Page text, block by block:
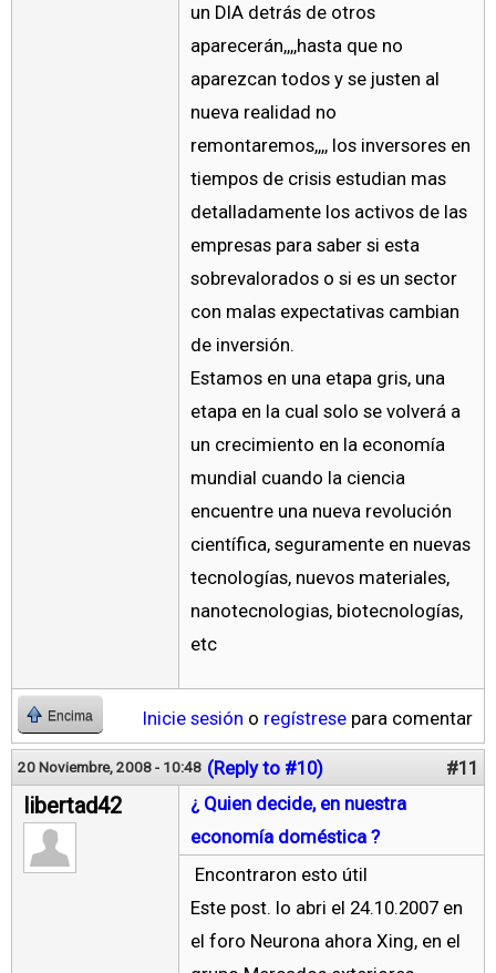
un DIA detrás de otros
aparecerán,,,,hasta que no
aparezcan todos y se justen al
nueva realidad no
remontaremos,,,, los inversores en
tiempos de crisis estudian mas
detalladamente los activos de las
empresas para saber si esta
sobrevalorados o si es un sector
con malas expectativas cambian
de inversión.
Estamos en una etapa gris, una
etapa en la cual solo se volverá a
un crecimiento en la economía
mundial cuando la ciencia
encuentre una nueva revolución
científica, seguramente en nuevas
tecnologías, nuevos materiales,
nanotecnologias, biotecnologías,
etc
Encima Inicie sesión o regístrese para comentar
20 Noviembre, 2008 - 10:48 (Reply to #10) #11
libertad42
¿ Quien decide, en nuestra
economía doméstica ?
Encontraron esto útil
Este post. lo abri el 24.10.2007 en
el foro Neurona ahora Xing, en el